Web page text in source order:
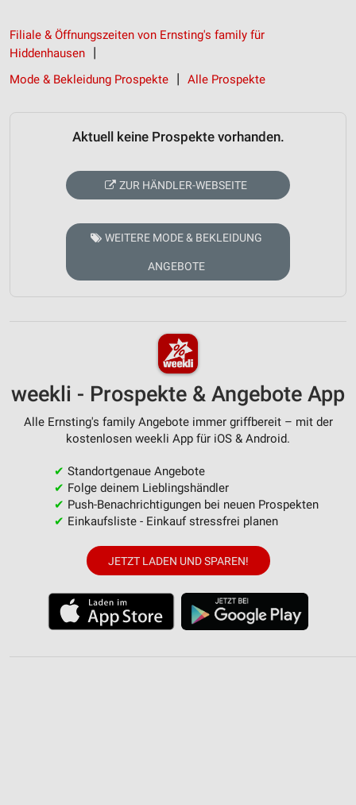
Filiale & Öffnungszeiten von Ernsting's family für
Hiddenhausen
Mode & Bekleidung Prospekte
Alle Prospekte
Aktuell keine Prospekte vorhanden.
ZUR HÄNDLER-WEBSEITE
WEITERE MODE & BEKLEIDUNG
ANGEBOTE
weekli - Prospekte & Angebote App
Alle Ernsting's family Angebote immer griffbereit – mit der
kostenlosen weekli App für iOS & Android.
✔ Standortgenaue Angebote
✔ Folge deinem Lieblingshändler
✔ Push-Benachrichtigungen bei neuen Prospekten
✔ Einkaufsliste - Einkauf stressfrei planen
JETZT LADEN UND SPAREN!